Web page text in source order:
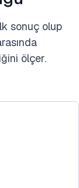
sonuç olup
ölçer.